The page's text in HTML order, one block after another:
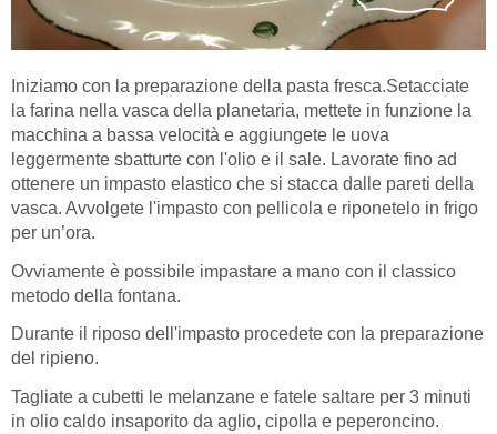
Iniziamo con la preparazione della pasta fresca.Setacciate
la farina nella vasca della planetaria, mettete in funzione la
macchina a bassa velocità e aggiungete le uova
leggermente sbatturte con l'olio e il sale. Lavorate fino ad
ottenere un impasto elastico che si stacca dalle pareti della
vasca. Avvolgete l'impasto con pellicola e riponetelo in frigo
per un’ora.
Ovviamente è possibile impastare a mano con il classico
metodo della fontana.
Durante il riposo dell'impasto procedete con la preparazione
del ripieno.
Tagliate a cubetti le melanzane e fatele saltare per 3 minuti
in olio caldo insaporito da aglio, cipolla e peperoncino.